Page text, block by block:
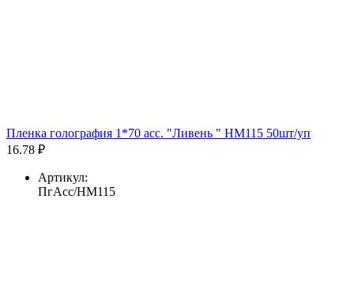
Пленка голография 1*70 асс. "Ливень " HM115 50шт/уп
16.78 ₽
Артикул:
ПгАсс/HM115